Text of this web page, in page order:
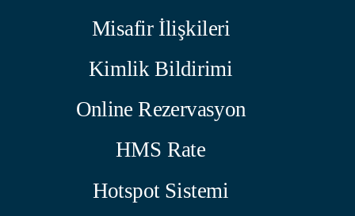
Misafir İlişkileri
Kimlik Bildirimi
Online Rezervasyon
HMS Rate
Hotspot Sistemi